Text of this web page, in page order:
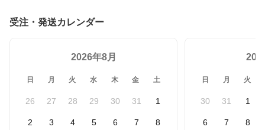
受注・発送カレンダー
2026年8月
日 月 火 水 木 金 土
26 27 28 29 30 31 1
2 3 4 5 6 7 8
日 月 火
30 31 1
6 7 8